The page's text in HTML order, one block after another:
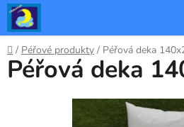
Přejít
obsah
Domů
/ Péřové produkty / Péřová deka
Péřová deka